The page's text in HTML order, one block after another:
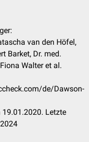
van den Höfel,
Barket, Dr. med.
Walter et al.
de/Dawson-
19.01.2020. Letzte